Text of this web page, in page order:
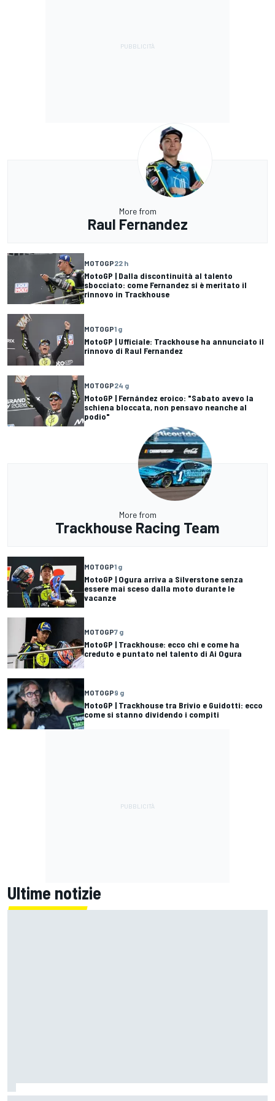
More from
Raul Fernandez
MOTOGP22 h
MotoGP | Dalla discontinuità al talento
sbocciato: come Fernandez si è meritato il
rinnovo in Trackhouse
MOTOGP1 g
MotoGP | Ufficiale: Trackhouse ha annunciato il
rinnovo di Raul Fernandez
MOTOGP24 g
MotoGP | Fernández eroico: "Sabato avevo la
schiena bloccata, non pensavo neanche al
podio"
More from
Trackhouse Racing Team
MOTOGP1 g
MotoGP | Ogura arriva a Silverstone senza
essere mai sceso dalla moto durante le
vacanze
MOTOGP7 g
MotoGP | Trackhouse: ecco chi e come ha
creduto e puntato nel talento di Ai Ogura
MOTOGP9 g
MotoGP | Trackhouse tra Brivio e Guidotti: ecco
come si stanno dividendo i compiti
Ultime notizie